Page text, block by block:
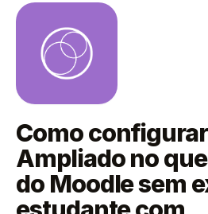
Como
Ampliado no
do Moodle sem